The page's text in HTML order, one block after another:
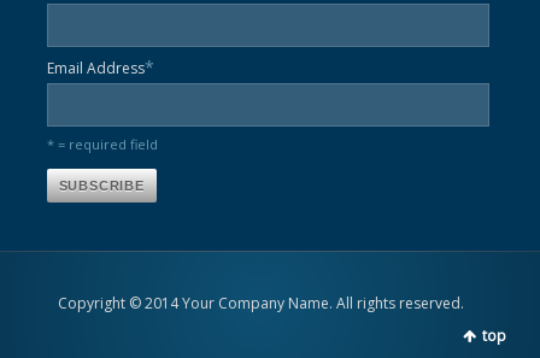
Email Address*
* = required field
Copyright © 2014 Your Company Name. All rights reserved.
top